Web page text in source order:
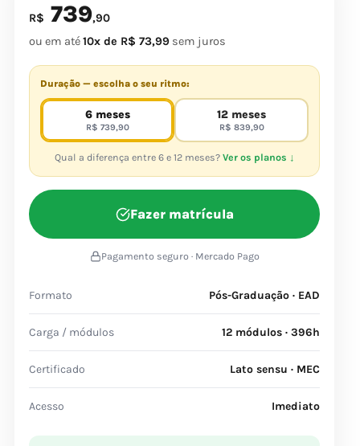
R$ 739,90
ou em até10x de R$ 73,99 sem juros
Duração — escolha o seu ritmo:
6 meses
R$ 739,90
12 meses
R$ 839,90
Qual a diferença entre 6 e 12 meses? Ver os planos ↓
Fazer matrícula
Pagamento seguro · Mercado Pago
Formato Pós-Graduação · EAD
Carga / módulos 12 módulos · 396h
Certificado Lato sensu · MEC
Acesso Imediato